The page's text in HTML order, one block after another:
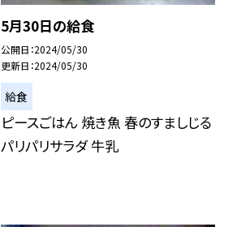
5月30日の給食
公開日 2024/05/30
更新日 2024/05/30
給食
ピースごはん 焼き魚 春のすましじる
パリパリサラダ 牛乳